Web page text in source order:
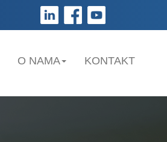
O NAMA KONTAKT